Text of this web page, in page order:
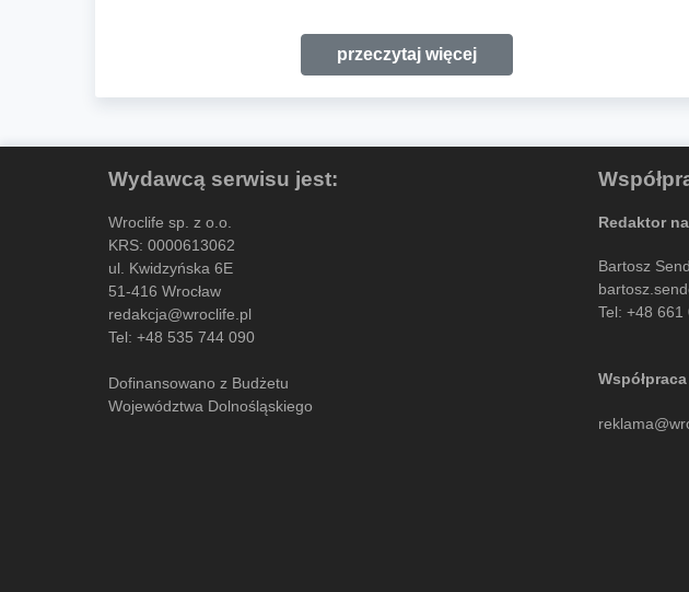
przeczytaj więcej
Wydawcą serwisu jest:
Wroclife sp. z o.o.
KRS: 0000613062
ul. Kwidzyńska 6E
51-416 Wrocław
redakcja@wroclife.pl
Tel: +48 535 744 090
Dofinansowano z Budżetu
Województwa Dolnośląskiego
Redaktor
Bartosz
Tel: +48 661